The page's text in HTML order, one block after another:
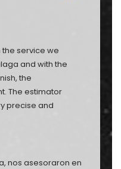
the service we
and with the
the
The estimator
precise and
nos asesoraron en